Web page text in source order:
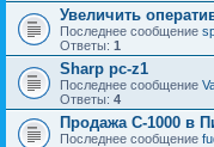
Увеличить
Последнее сообщение
Ответы: 1
Sharp pc-z1
Последнее сообщение
Ответы: 4
Продажа C-1000 в
Последнее сообщение